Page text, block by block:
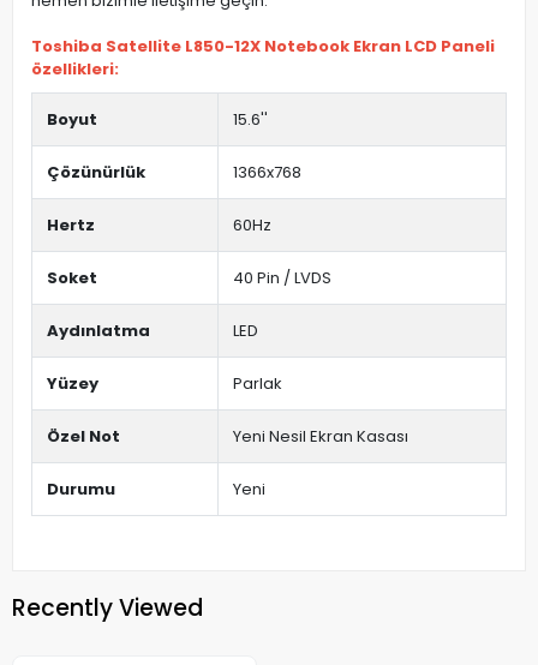
Toshiba Satellite L850-12X Notebook Ekran LCD Paneli
özellikleri:
Boyut 15.6''
Çözünürlük 1366x768
Hertz 60Hz
Soket 40 Pin / LVDS
Aydınlatma LED
Yüzey Parlak
Özel Not Yeni Nesil Ekran Kasası
Durumu Yeni
Recently Viewed